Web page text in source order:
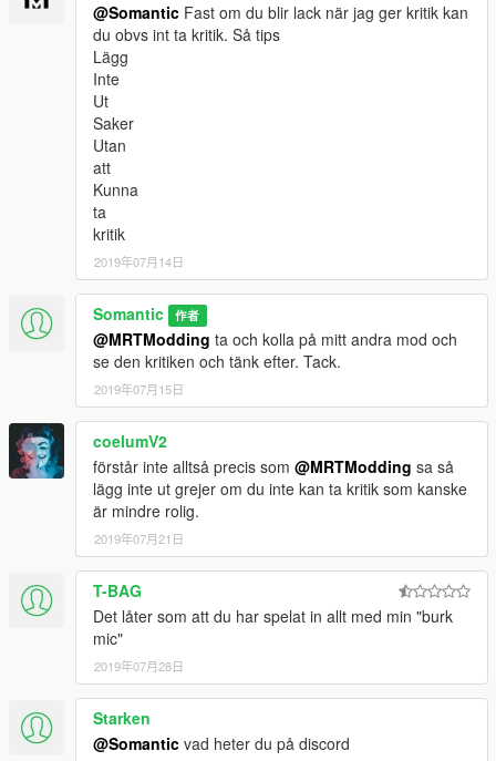
@Somantic Fast om du blir lack när jag ger kritik kan
du obvs int ta kritik. Så tips
Lägg
Inte
Ut
Saker
Utan
att
Kunna
ta
kritik
2019年07月14日
Somantic 作者
@MRTModding ta och kolla på mitt andra mod och
se den kritiken och tänk efter. Tack.
2019年07月15日
coelumV2
förstår inte alltså precis som @MRTModding sa så
lägg inte ut grejer om du inte kan ta kritik som kanske
är mindre rolig.
2019年07月21日
T-BAG
Det låter som att du har spelat in allt med min "burk
mic"
2019年07月28日
Starken
@Somantic vad heter du på discord